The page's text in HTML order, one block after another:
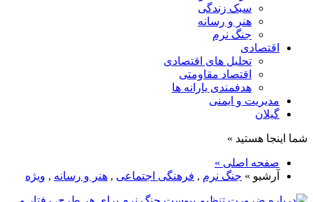
سبک زندگی
هنر و رسانه
جنگ نرم
اقتصادی
تحلیل های اقتصادی
اقتصاد مقاومتی
هدفمندی یارانه ها
مدیریت و ایمنی
گیلان
شما اینجا هستید »
صفحه اصلی »
آرشیو » جنگ نرم , فرهنگی اجتماعی , هنر و رسانه , ویژه